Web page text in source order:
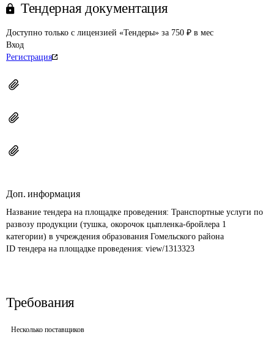
Тендерная документация
Доступно только с лицензией «Тендеры» за 750 ₽ в мес
Вход
Регистрация
Доп. информация
Название тендера на площадке проведения: Транспортные услуги по
развозу продукции (тушка, окорочок цыпленка-бройлера 1
категории) в учреждения образования Гомельского района
ID тендера на площадке проведения: view/1313323
Требования
Несколько поставщиков